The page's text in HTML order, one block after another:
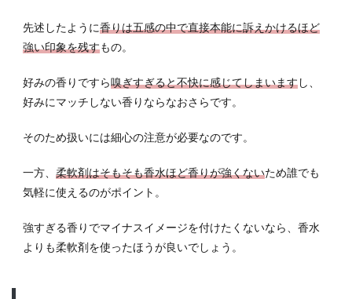
先述したように香りは五感の中で直接本能に訴えかけるほど
強い印象を残すもの。
好みの香りですら嗅ぎすぎると不快に感じてしまいますし、
好みにマッチしない香りならなおさらです。
そのため扱いには細心の注意が必要なのです。
一方、 柔軟剤はそもそも香水ほど香りが強くないため誰でも
気軽に使えるのがポイント。
強すぎる香りでマイナスイメージを付けたくないなら、香水
よりも柔軟剤を使ったほうが良いでしょう。